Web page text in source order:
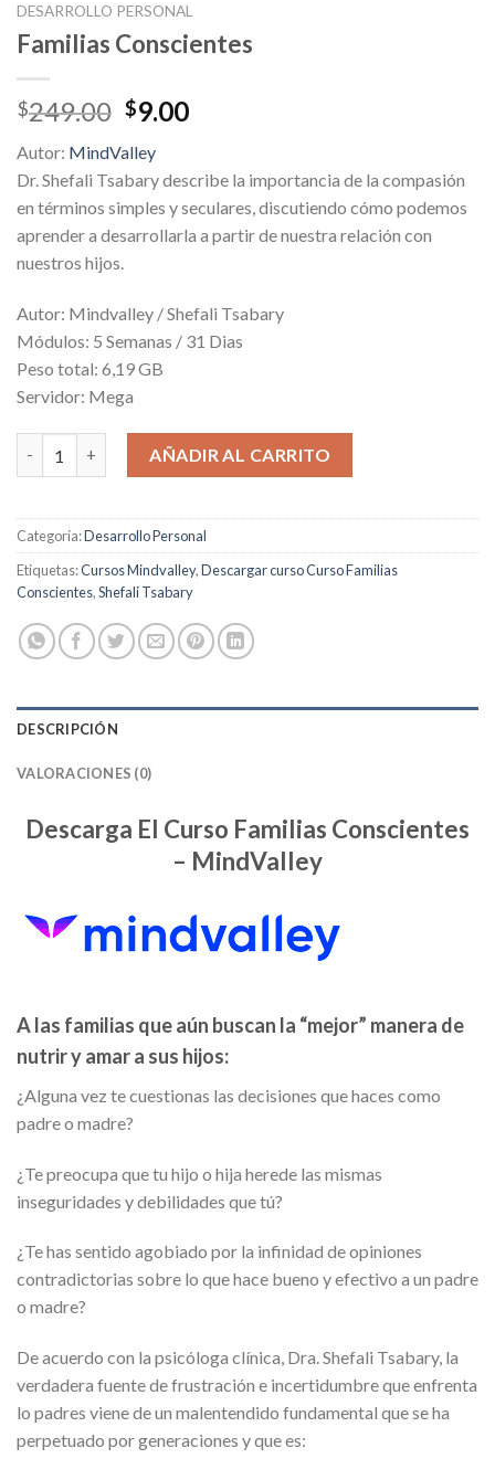
DESARROLLO PERSONAL
Familias Conscientes
$249.00 Original
was:
$249.00.
$9.00Current
$9.00.
Autor: MindValley
Dr. Shefali Tsabary describe la importancia de la compasión
en términos simples y seculares, discutiendo cómo podemos
aprender a desarrollarla a partir de nuestra relación con
nuestros hijos.
Autor: Mindvalley / Shefali Tsabary
Módulos: 5 Semanas / 31 Dias
Peso total: 6,19 GB
Servidor: Mega
Familias Conscientes cantidadAÑADIR AL CARRITO
Categoría:Desarrollo Personal
Etiquetas:Cursos Mindvalley,Descargar curso Curso Familias
Conscientes,Shefali Tsabary
DESCRIPCIÓN
VALORACIONES (0)
Descarga El Curso Familias Conscientes
– MindValley
A las familias que aún buscan la “mejor” manera de
nutrir y amar a sus hijos:
¿Alguna vez te cuestionas las decisiones que haces como
padre o madre?
¿Te preocupa que tu hijo o hija herede las mismas
inseguridades y debilidades que tú?
¿Te has sentido agobiado por la infinidad de opiniones
contradictorias sobre lo que hace bueno y efectivo a un padre
o madre?
De acuerdo con la psicóloga clínica, Dra. Shefali Tsabary, la
verdadera fuente de frustración e incertidumbre que enfrenta
lo padres viene de un malentendido fundamental que se ha
perpetuado por generaciones y que es: